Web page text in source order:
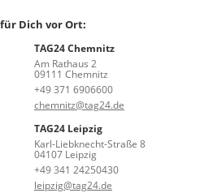
Dich vor Ort:
TAG24 Chemnitz
Am Rathaus 2
09111 Chemnitz
+49 371 6906600
chemnitz@tag24.de
TAG24 Leipzig
Karl-Liebknecht-Straße 8
04107 Leipzig
+49 341 24250430
leipzig@tag24.de